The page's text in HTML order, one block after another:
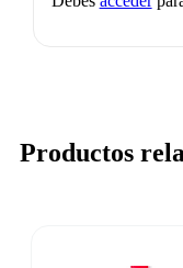
Productos